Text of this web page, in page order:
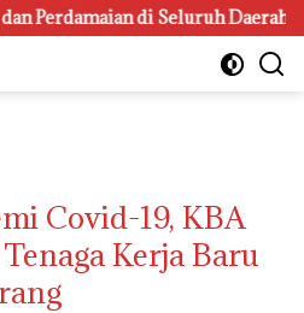
di Seluruh Daerah
Covid-19, KBA
Kerja Baru